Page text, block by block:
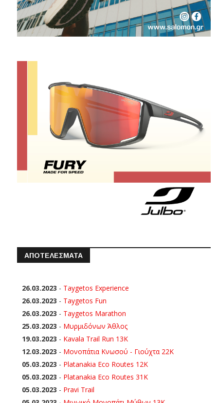
ΑΠΟΤΕΛΕΣΜΑΤΑ
26.03.2023 - Taygetos Experience
26.03.2023 - Taygetos Fun
26.03.2023 - Taygetos Marathon
25.03.2023 - Μυρμιδόνων Άθλος
19.03.2023 - Kavala Trail Run 13K
12.03.2023 - Μονοπάτια Κνωσού - Γιούχτα 22Κ
05.03.2023 - Platanakia Eco Routes 12K
05.03.2023 - Platanakia Eco Routes 31K
05.03.2023 - Pravi Trail